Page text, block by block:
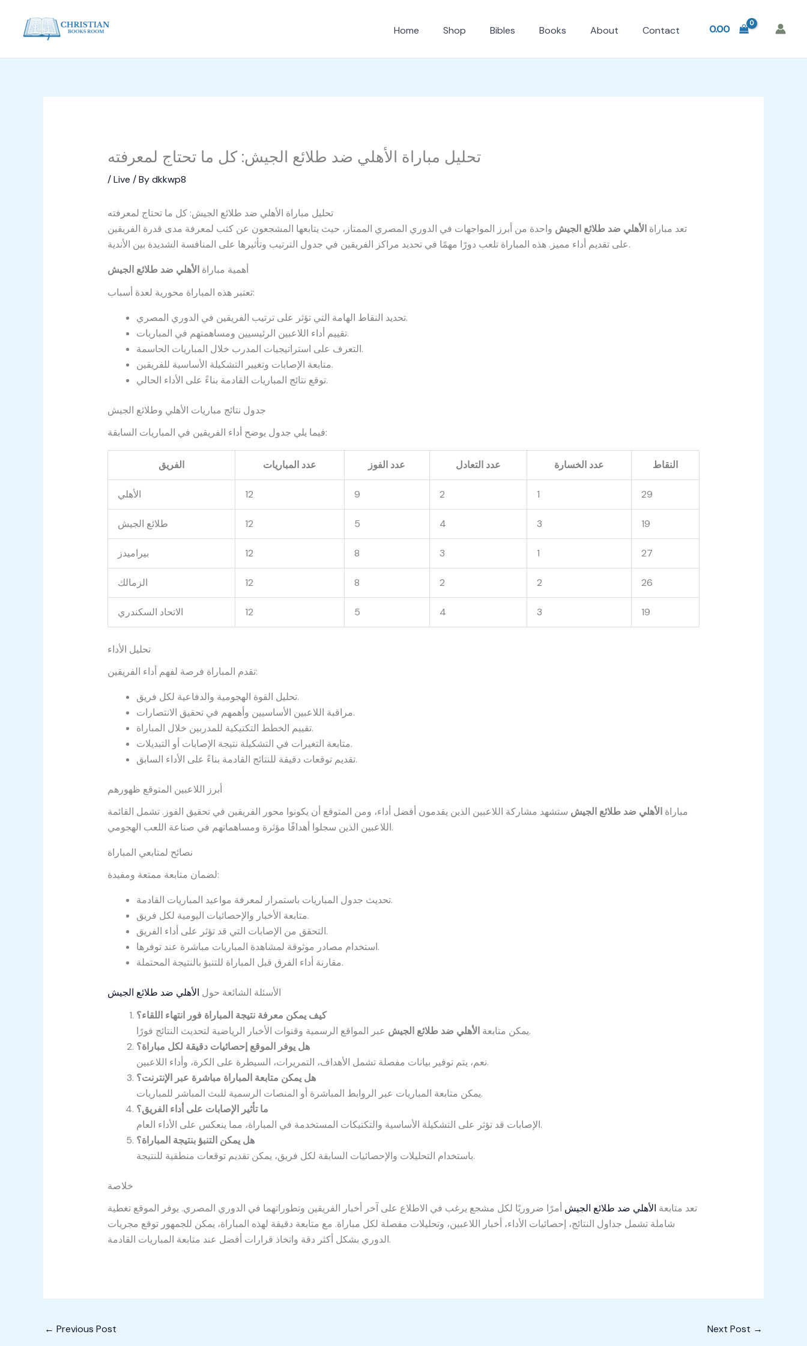
content
Home Shop Bibles Books About Contact 0.00
تحليل مباراة الأهلي ضد طلائع الجيش: كل ما تحتاج لمعرفته
/Live / Bydkkwp8
تحليل مباراة الأهلي ضد طلائع الجيش: كل ما تحتاج لمعرفته
تعد مباراةالأهلي ضد طلائع الجيش واحدة من أبرز المواجهات في الدوري المصري الممتاز، حيث يتابعها المشجعون عن كثب لمعرفة مدى قدرة الفريقين
على تقديم أداء مميز. هذه المباراة تلعب دورًا مهمًا في تحديد مراكز الفريقين في جدول الترتيب وتأثيرها على المنافسة الشديدة بين الأندية.
أهمية مباراةالأهلي ضد طلائع الجيش
تعتبر هذه المباراة محورية لعدة أسباب:
تحديد النقاط الهامة التي تؤثر على ترتيب الفريقين في الدوري المصري.
تقييم أداء اللاعبين الرئيسيين ومساهمتهم في المباريات.
التعرف على استراتيجيات المدرب خلال المباريات الحاسمة.
متابعة الإصابات وتغيير التشكيلة الأساسية للفريقين.
توقع نتائج المباريات القادمة بناءً على الأداء الحالي.
جدول نتائج مباريات الأهلي وطلائع الجيش
فيما يلي جدول يوضح أداء الفريقين في المباريات السابقة:
الفريق عدد المباريات عدد الفوز عدد التعادل عدد الخسارة النقاط
الأهلي 12 9 2 1 29
طلائع الجيش 12 5 4 3 19
بيراميدز 12 8 3 1 27
الزمالك 12 8 2 2 26
الاتحاد السكندري 12 5 4 3 19
تحليل الأداء
تقدم المباراة فرصة لفهم أداء الفريقين:
تحليل القوة الهجومية والدفاعية لكل فريق.
مراقبة اللاعبين الأساسيين وأهمهم في تحقيق الانتصارات.
تقييم الخطط التكتيكية للمدربين خلال المباراة.
متابعة التغيرات في التشكيلة نتيجة الإصابات أو التبديلات.
تقديم توقعات دقيقة للنتائج القادمة بناءً على الأداء السابق.
أبرز اللاعبين المتوقع ظهورهم
مباراة الأهلي ضد طلائع الجيش ستشهد مشاركة اللاعبين الذين يقدمون أفضل أداء، ومن المتوقع أن يكونوا محور الفريقين في تحقيق الفوز. تشمل القائمة
اللاعبين الذين سجلوا أهدافًا مؤثرة ومساهماتهم في صناعة اللعب الهجومي.
نصائح لمتابعي المباراة
لضمان متابعة ممتعة ومفيدة:
تحديث جدول المباريات باستمرار لمعرفة مواعيد المباريات القادمة.
متابعة الأخبار والإحصائيات اليومية لكل فريق.
التحقق من الإصابات التي قد تؤثر على أداء الفريق.
استخدام مصادر موثوقة لمشاهدة المباريات مباشرة عند توفرها.
مقارنة أداء الفرق قبل المباراة للتنبؤ بالنتيجة المحتملة.
الأسئلة الشائعة حول الأهلي ضد طلائع الجيش
كيف يمكن معرفة نتيجة المباراة فور انتهاء اللقاء؟
يمكن متابعةالأهلي ضد طلائع الجيش
عبر المواقع الرسمية وقنوات الأخبار الرياضية لتحديث النتائج فورًا.
هل يوفر الموقع إحصائيات دقيقة لكل مباراة؟
نعم، يتم توفير بيانات مفصلة تشمل الأهداف، التمريرات، السيطرة على الكرة، وأداء اللاعبين.
هل يمكن متابعة المباراة مباشرة عبر الإنترنت؟
يمكن متابعة المباريات عبر الروابط المباشرة أو المنصات الرسمية للبث المباشر للمباريات.
ما تأثير الإصابات على أداء الفريق؟
الإصابات قد تؤثر على التشكيلة الأساسية والتكتيكات المستخدمة في المباراة، مما ينعكس على الأداء العام.
هل يمكن التنبؤ بنتيجة المباراة؟
باستخدام التحليلات والإحصائيات السابقة لكل فريق، يمكن تقديم توقعات منطقية للنتيجة.
خلاصة
تعد متابعة الأهلي ضد طلائع الجيش أمرًا ضروريًا لكل مشجع يرغب في الاطلاع على آخر أخبار الفريقين وتطوراتهما في الدوري المصري. يوفر الموقع تغطية
شاملة تشمل جداول النتائج، إحصائيات الأداء، أخبار اللاعبين، وتحليلات مفصلة لكل مباراة. مع متابعة دقيقة لهذه المباراة، يمكن للجمهور توقع مجريات
الدوري بشكل أكثر دقة واتخاذ قرارات أفضل عند متابعة المباريات القادمة.
← Previous Post Next Post →